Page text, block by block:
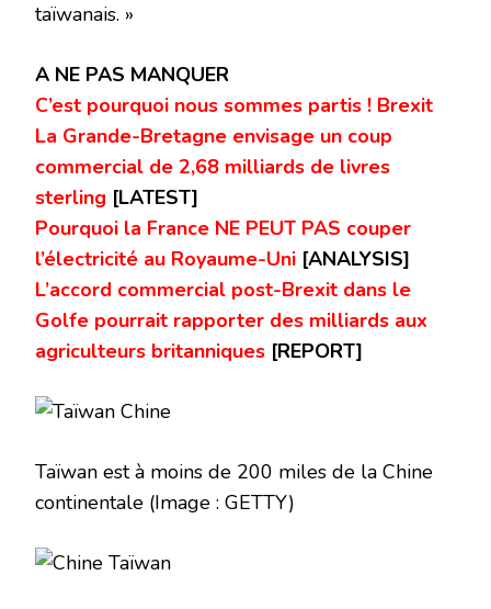
taïwanais. »
A NE PAS MANQUER
C’est pourquoi nous sommes partis ! Brexit
La Grande-Bretagne envisage un coup
commercial de 2,68 milliards de livres
sterling [LATEST]
Pourquoi la France NE PEUT PAS couper
l’électricité au Royaume-Uni [ANALYSIS]
L’accord commercial post-Brexit dans le
Golfe pourrait rapporter des milliards aux
agriculteurs britanniques [REPORT]
Taïwan est à moins de 200 miles de la Chine
continentale (Image : GETTY)